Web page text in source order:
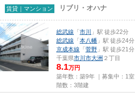
賃貸｜マンション リブリ・オハナ
総武線 「 市川
」駅 徒歩22分
総武線 「 本八幡 」駅 徒歩24分
京成本線 「 菅野 」駅 徒歩21分
千葉県市川市大洲 ２丁目
8.1万円
築年数：築9年 ｜募集中： 1室
階数：3階建